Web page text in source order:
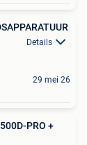
Details
29 mei 26
PRO +